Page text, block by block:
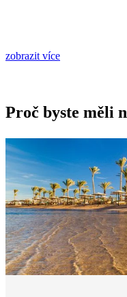
zobrazit více
Proč byste měli